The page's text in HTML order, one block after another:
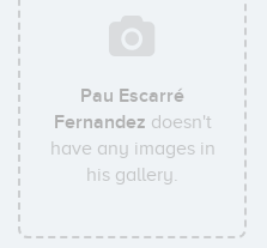
Pau Escarré
Fernandez doesn't
have any images in
his gallery.